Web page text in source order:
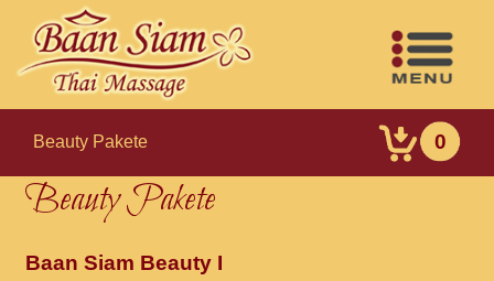
Beauty Pakete 0
Beauty Pakete
Baan Siam Beauty I